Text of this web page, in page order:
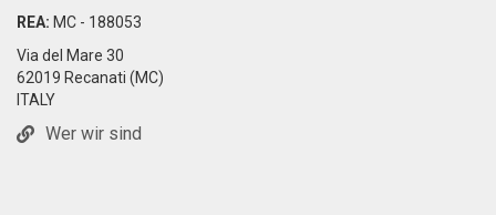
REA: MC - 188053
Via del Mare 30
62019 Recanati (MC)
ITALY
Wer wir sind